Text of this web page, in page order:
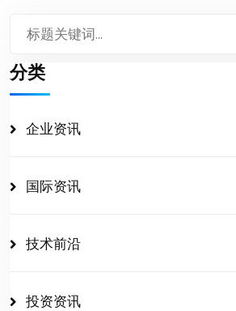
分类
企业资讯
国际资讯
技术前沿
投资资讯